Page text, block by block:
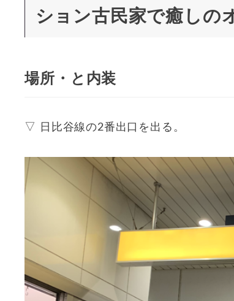
ション古民家で癒しの
場所・と内装
▽ 日比谷線の2番出口を出る。